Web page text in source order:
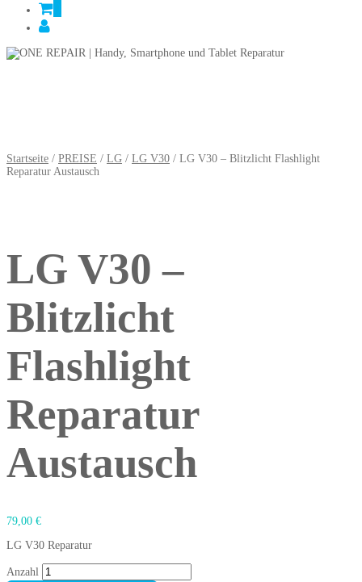
Startseite / PREISE / LG / LG V30 / LG V30 – Blitzlicht Flashlight
Reparatur Austausch
LG V30 –
Blitzlicht
Flashlight
Reparatur
Austausch
79,00 €
LG V30 Reparatur
Anzahl